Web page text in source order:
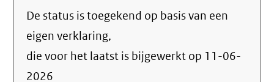
over
De status is toegekend op basis van een
eigen verklaring,
die voor het laatst is bijgewerkt op 11-06-
2026